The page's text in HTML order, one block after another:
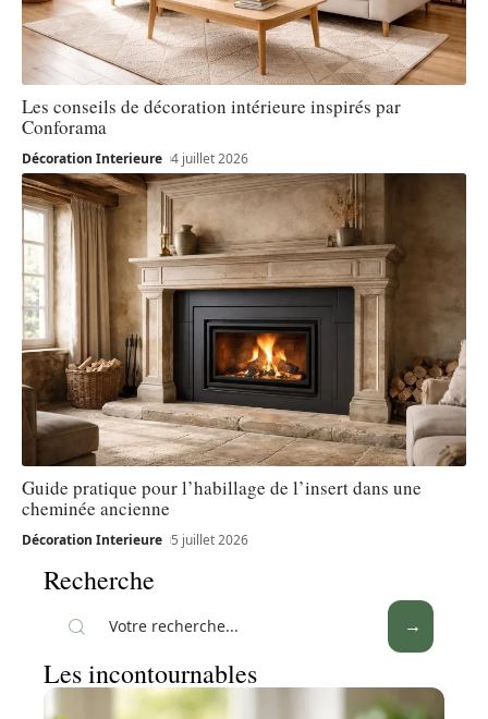
Les conseils de décoration intérieure inspirés par
Conforama
Décoration Interieure 4 juillet 2026
Guide pratique pour l’habillage de l’insert dans une
cheminée ancienne
Décoration Interieure 5 juillet 2026
Recherche
Les incontournables